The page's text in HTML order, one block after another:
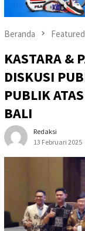
Beranda Featured
KASTARA &
DISKUSI
PUBLIK
BALI
Redaksi
13 Februari 2025